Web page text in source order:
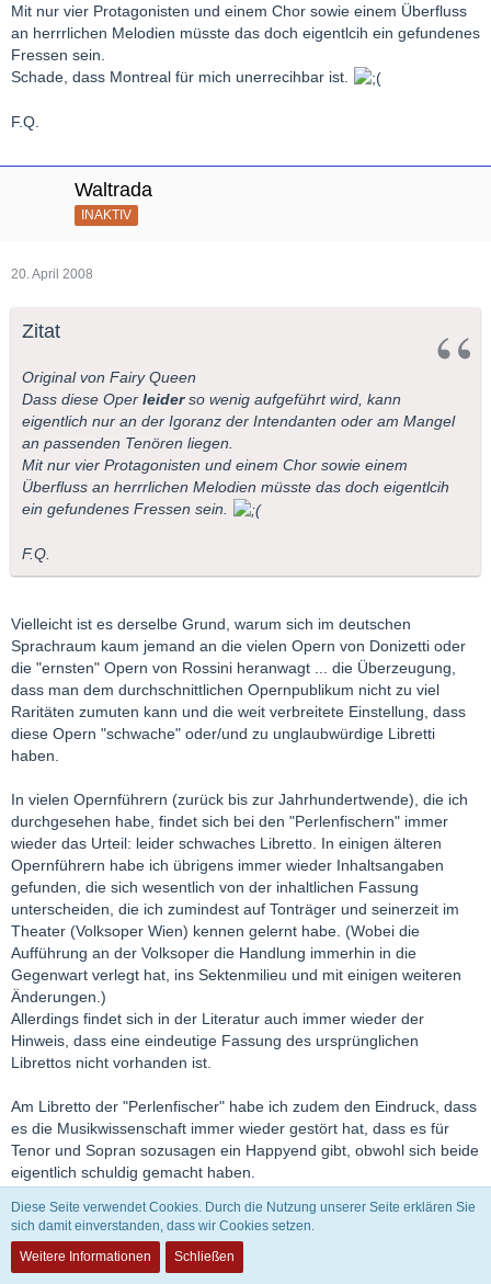
Mit nur vier Protagonisten und einem Chor sowie einem Überfluss
an herrrlichen Melodien müsste das doch eigentlcih ein gefundenes
Fressen sein.
Schade, dass Montreal für mich unerrecihbar ist.
F.Q.
Waltrada
INAKTIV
20. April 2008
Zitat
Original von Fairy Queen
Dass diese Oper leiderso wenig aufgeführt wird, kann
eigentlich nur an der Igoranz der Intendanten oder am Mangel
an passenden Tenören liegen.
Mit nur vier Protagonisten und einem Chor sowie einem
Überfluss an herrrlichen Melodien müsste das doch eigentlcih
ein gefundenes Fressen sein.
F.Q.
Vielleicht ist es derselbe Grund, warum sich im deutschen
Sprachraum kaum jemand an die vielen Opern von Donizetti oder
die "ernsten" Opern von Rossini heranwagt ... die Überzeugung,
dass man dem durchschnittlichen Opernpublikum nicht zu viel
Raritäten zumuten kann und die weit verbreitete Einstellung, dass
diese Opern "schwache" oder/und zu unglaubwürdige Libretti
haben.
In vielen Opernführern (zurück bis zur Jahrhundertwende), die ich
durchgesehen habe, findet sich bei den "Perlenfischern" immer
wieder das Urteil: leider schwaches Libretto. In einigen älteren
Opernführern habe ich übrigens immer wieder Inhaltsangaben
gefunden, die sich wesentlich von der inhaltlichen Fassung
unterscheiden, die ich zumindest auf Tonträger und seinerzeit im
Theater (Volksoper Wien) kennen gelernt habe. (Wobei die
Aufführung an der Volksoper die Handlung immerhin in die
Gegenwart verlegt hat, ins Sektenmilieu und mit einigen weiteren
Änderungen.)
Allerdings findet sich in der Literatur auch immer wieder der
Hinweis, dass eine eindeutige Fassung des ursprünglichen
Librettos nicht vorhanden ist.
Am Libretto der "Perlenfischer" habe ich zudem den Eindruck, dass
es die Musikwissenschaft immer wieder gestört hat, dass es für
Tenor und Sopran sozusagen ein Happyend gibt, obwohl sich beide
eigentlich schuldig gemacht haben.
Fairy Queen
INAKTIV
Diese Seite verwendet Cookies. Durch die Nutzung unserer Seite erklären Sie
sich damit einverstanden, dass wir Cookies setzen.
Weitere Informationen
Schließen